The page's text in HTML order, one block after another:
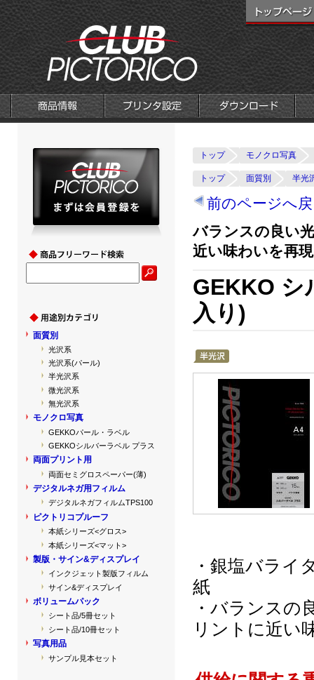
トップ モノクロ写真
トップ 面質別 半光
前のページへ
バランスの良い
近い味わいを再
GEKKO シ
入り)
・銀塩バライ
紙
・バランスの
リントに近い
面質別
光沢系
光沢系(パール)
半光沢系
微光沢系
無光沢系
モノクロ写真
GEKKOパール・ラベル
GEKKOシルバーラベル プラス
両面プリント用
両面セミグロスペーパー(薄)
デジタルネガ用フィルム
デジタルネガフィルムTPS100
ピクトリコプルーフ
本紙シリーズ<グロス>
本紙シリーズ<マット>
製版・サイン&ディスプレイ
インクジェット製版フィルム
サイン&ディスプレイ
ボリュームパック
シート品/5冊セット
シート品/10冊セット
写真用品
サンプル見本セット